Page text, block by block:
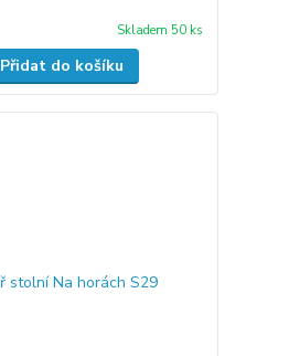
Skladem 50 ks
Přidat do košíku